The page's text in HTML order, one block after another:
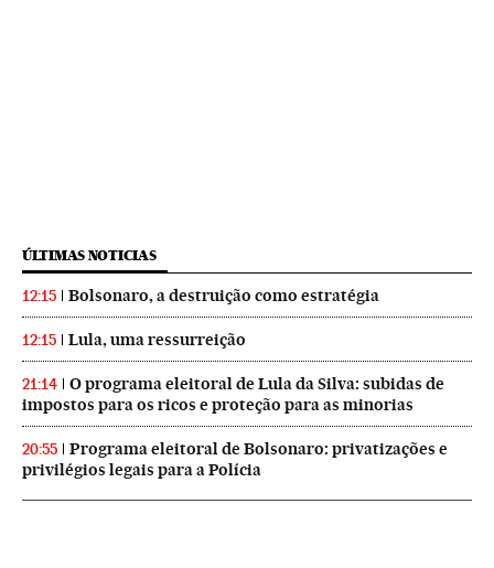
ÚLTIMAS NOTICIAS
12:15 Bolsonaro, a destruição como estratégia
12:15 Lula, uma ressurreição
21:14
O programa eleitoral de Lula da Silva: subidas de
impostos para os ricos e proteção para as minorias
20:55
Programa eleitoral de Bolsonaro: privatizações e
privilégios legais para a Polícia